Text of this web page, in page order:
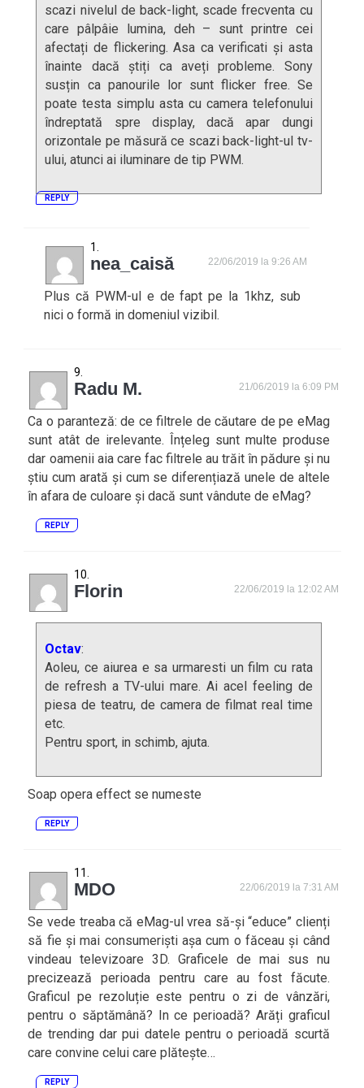
scazi nivelul de back-light, scade frecventa cu
care pâlpâie lumina, deh – sunt printre cei
afectați de flickering. Asa ca verificati și asta
înainte dacă știți ca aveți probleme. Sony
susțin ca panourile lor sunt flicker free. Se
poate testa simplu asta cu camera telefonului
îndreptată spre display, dacă apar dungi
orizontale pe măsură ce scazi back-light-ul tv-
ului, atunci ai iluminare de tip PWM.
REPLY
nea_caisă 22/06/2019 la 9:26 AM
Plus că PWM-ul e de fapt pe la 1khz, sub
nici o formă in domeniul vizibil.
Radu M. 21/06/2019 la 6:09 PM
Ca o paranteză: de ce filtrele de căutare de pe eMag
sunt atât de irelevante. Înțeleg sunt multe produse
dar oamenii aia care fac filtrele au trăit în pădure și nu
știu cum arată și cum se diferențiază unele de altele
în afara de culoare și dacă sunt vândute de eMag?
REPLY
Florin 22/06/2019 la 12:02 AM
Octav:
Aoleu, ce aiurea e sa urmaresti un film cu rata
de refresh a TV-ului mare. Ai acel feeling de
piesa de teatru, de camera de filmat real time
etc.
Pentru sport, in schimb, ajuta.
Soap opera effect se numeste
REPLY
MDO 22/06/2019 la 7:31 AM
Se vede treaba că eMag-ul vrea să-și “educe” clienți
să fie și mai consumeriști așa cum o făceau și când
vindeau televizoare 3D. Graficele de mai sus nu
precizează perioada pentru care au fost făcute.
Graficul pe rezoluție este pentru o zi de vânzări,
pentru o săptămână? In ce perioadă? Arăți graficul
de trending dar pui datele pentru o perioadă scurtă
care convine celui care plătește…
REPLY